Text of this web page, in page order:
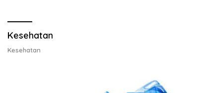
Kesehatan
Kesehatan